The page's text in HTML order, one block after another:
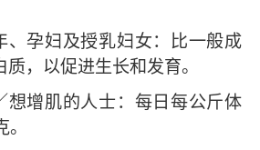
孕妇及授乳妇女：比一般成
，以促进生长和发育。
增肌的人士：每日每公斤体